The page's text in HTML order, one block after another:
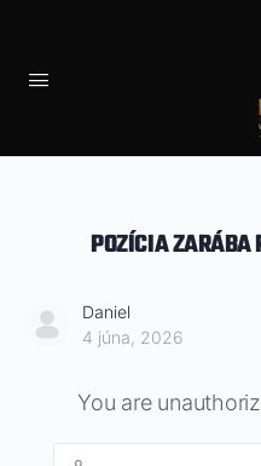
POZÍCIA ZARÁBA
Daniel
4 júna, 2026
You are